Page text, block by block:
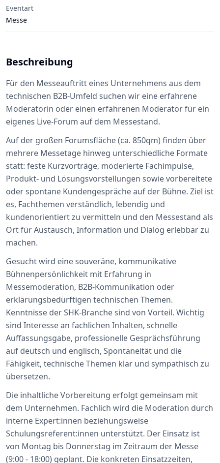
Eventart
Messe
Beschreibung
Für den Messeauftritt eines Unternehmens aus dem
technischen B2B-Umfeld suchen wir eine erfahrene
Moderatorin oder einen erfahrenen Moderator für ein
eigenes Live-Forum auf dem Messestand.
Auf der großen Forumsfläche (ca. 850qm) finden über
mehrere Messetage hinweg unterschiedliche Formate
statt: feste Kurzvorträge, moderierte Fachimpulse,
Produkt- und Lösungsvorstellungen sowie vorbereitete
oder spontane Kundengespräche auf der Bühne. Ziel ist
es, Fachthemen verständlich, lebendig und
kundenorientiert zu vermitteln und den Messestand als
Ort für Austausch, Information und Dialog erlebbar zu
machen.
Gesucht wird eine souveräne, kommunikative
Bühnenpersönlichkeit mit Erfahrung in
Messemoderation, B2B-Kommunikation oder
erklärungsbedürftigen technischen Themen.
Kenntnisse der SHK-Branche sind von Vorteil. Wichtig
sind Interesse an fachlichen Inhalten, schnelle
Auffassungsgabe, professionelle Gesprächsführung
auf deutsch und englisch, Spontaneität und die
Fähigkeit, technische Themen klar und sympathisch zu
übersetzen.
Die inhaltliche Vorbereitung erfolgt gemeinsam mit
dem Unternehmen. Fachlich wird die Moderation durch
interne Expert:innen beziehungsweise
Schulungsreferent:innen unterstützt. Der Einsatz ist
von Montag bis Donnerstag im Zeitraum der Messe
(9:00 - 18:00) geplant. Die konkreten Einsatzzeiten,